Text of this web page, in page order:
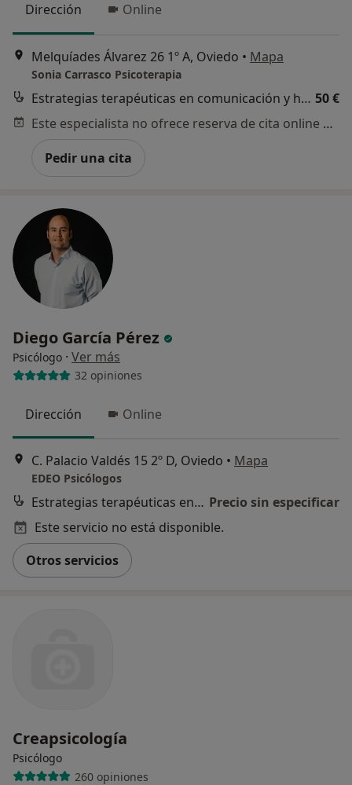
Dirección Online
Melquíades Álvarez 26 1º A, Oviedo • Mapa
Sonia Carrasco Psicoterapia
Estrategias terapéuticas en comunicación y habilidades sociales 50 €
Este especialista no ofrece reserva de cita online en esta dirección.
Pedir una cita
Diego García Pérez
Psicólogo · Ver más
32 opiniones
Dirección Online
C. Palacio Valdés 15 2º D, Oviedo • Mapa
EDEO Psicólogos
Estrategias terapéuticas en comunicación y habilidades sociales Precio sin especificar
Este servicio no está disponible.
Otros servicios
Creapsicología
Psicólogo
260 opiniones